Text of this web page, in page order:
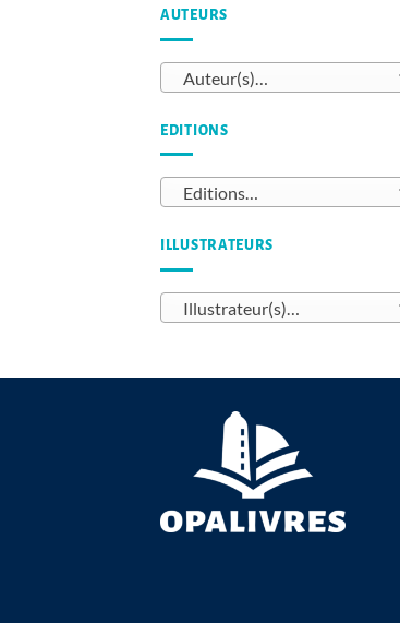
AUTEURS
Auteur(s)…
EDITIONS
Editions…
ILLUSTRATEURS
Illustrateur(s)…